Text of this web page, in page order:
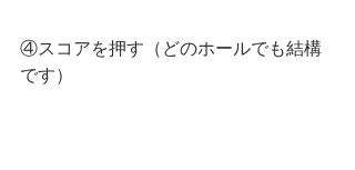
④スコアを押す（どのホールでも結構
です）